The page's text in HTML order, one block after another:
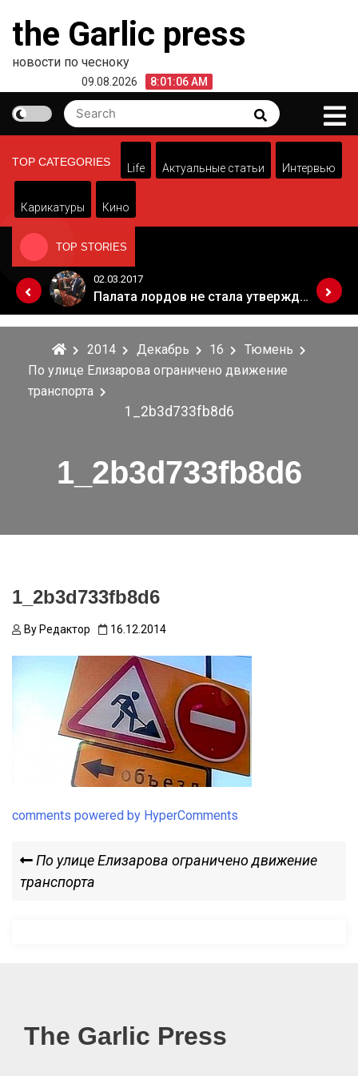
content
the Garlic press
новости по чесноку
09.08.2026 8:01:06 AM
Search
for:
Search
TOP CATEGORIES
Life Актуальные статьи Интервью
Карикатуры Кино
TOP STORIES
Когда Россия разрешит полеты в Грузию. Позиция Кремля
02.03.2017
Палата лордов не стала утверждать законопроект о "брексите"
2014 Декабрь 16
Тюмень
По улице Елизарова ограничено движение
транспорта
1_2b3d733fb8d6
1_2b3d733fb8d6
1_2b3d733fb8d6
By Редактор 16.12.2014
comments powered by HyperComments
Навигация
по
Previous
Post
По улице Елизарова ограничено движение
транспорта
The Garlic Press